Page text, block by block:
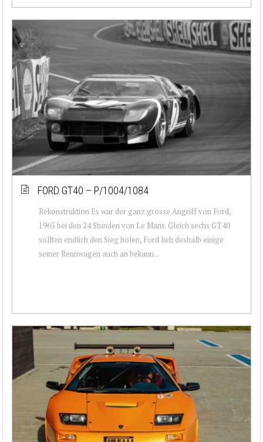
FORD GT40 – P/1004/1084
Rekonstruktion Es war der ganz grosse Angriff von Ford,
1965 bei den 24 Stunden von Le Mans. Gleich sechs GT40
sollten endlich den Sieg holen, Ford lieh deshalb einige
seiner Rennwagen auch an bekann...